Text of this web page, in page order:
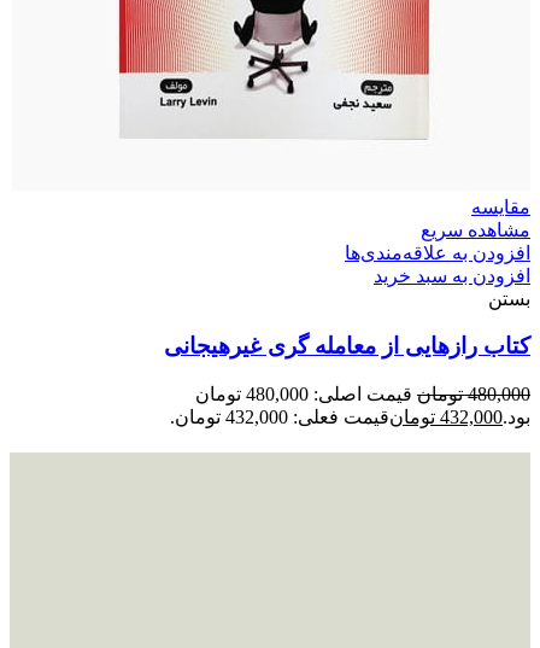
مقایسه
مشاهده سریع
افزودن به علاقه‌مندی‌ها
افزودن به سبد خرید
بستن
کتاب رازهایی از معامله گری غیرهیجانی
480,000 تومان
قیمت اصلی: 480,000 تومان
بود.432,000 تومانقیمت فعلی: 432,000 تومان.